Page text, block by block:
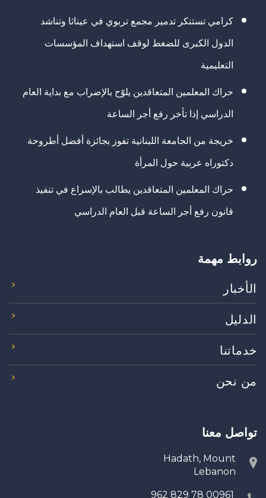
كرامي تستنكر تدمير مجمع تربوي في عيناثا وتناشد
الدول الكبرى للضغط لوقف استهداف المؤسسات
التعليمية
حراك المعلمين المتعاقدين يلوّح بالإضراب مع بداية العام
الدراسي إذا تأخر رفع أجر الساعة
خريجة من الجامعة اللبنانية تفوز بجائزة أفضل أطروحة
دكتوراه عربية حول المرأة
حراك المعلمين المتعاقدين يطالب بالإسراع في تنفيذ
قانون رفع أجر الساعة قبل العام الدراسي
روابط مهمة
الأخبار
الدليل
خدماتنا
من نحن
تواصل معنا
Hadath, Mount
Lebanon
00961 78 829 962